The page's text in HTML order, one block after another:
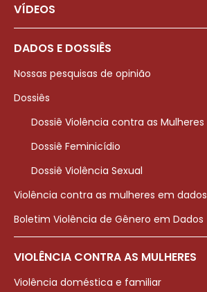
VÍDEOS
DADOS E DOSSIÊS
Nossas pesquisas de opinião
Dossiês
Dossiê Violência contra as Mulheres
Dossiê Feminicídio
Dossiê Violência Sexual
Violência contra as mulheres em dados
Boletim Violência de Gênero em Dados
VIOLÊNCIA CONTRA AS MULHERES
Violência doméstica e familiar